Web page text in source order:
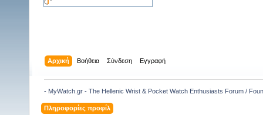
Αρχική Βοήθεια Σύνδεση Εγγραφή
- MyWatch.gr - The Hellenic Wrist & Pocket Watch Enthusiasts Forum /
Πληροφορίες προφίλ